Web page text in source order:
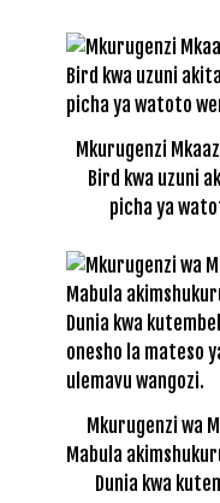
Mkurugenzi
Bird kwa uzuni
picha ya
Mkurugenzi wa
Mabula
Dunia kwa